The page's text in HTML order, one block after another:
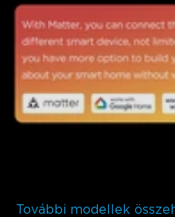
További modellek